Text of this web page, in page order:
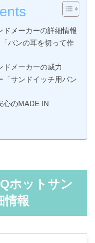
ドメーカーの詳細情報
パンの耳を切って作
ドメーカーの威力
「サンドイッチ用パン
心のMADE IN
ホットサン
情報